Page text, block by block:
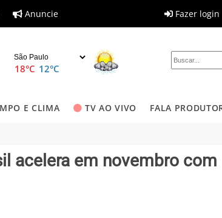
Anuncie Fazer login
18°C 12°C
E CLIMA TV AO VIVO FALA
acelera em novembro com